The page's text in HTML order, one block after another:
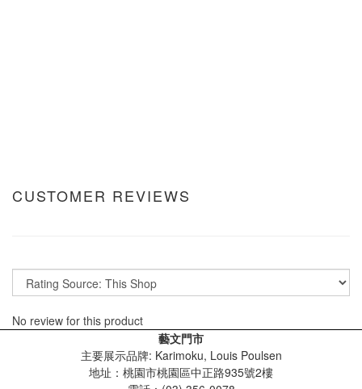
CUSTOMER REVIEWS
No review for this product
藝文門市
主要展示品牌: Karimoku, Louis Poulsen
地址：桃園市桃園區中正路935號2樓